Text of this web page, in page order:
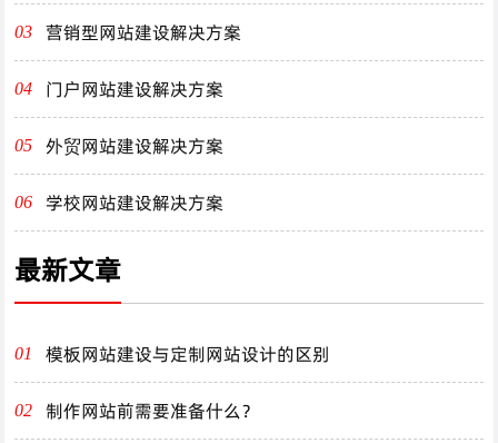
03 营销型网站建设解决方案
04 门户网站建设解决方案
05 外贸网站建设解决方案
06 学校网站建设解决方案
最新文章
01 模板网站建设与定制网站设计的区别
02 制作网站前需要准备什么？